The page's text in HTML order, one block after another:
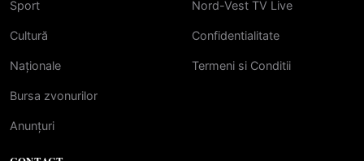
Sport
Cultură
Naționale
Bursa zvonurilor
Anunțuri
Nord-Vest TV Live
Confidentialitate
Termeni si Conditii